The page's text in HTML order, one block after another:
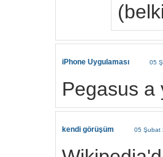
iPhone Uygulaması 05
Pegasus a
kendi görüşüm 05 Şubat